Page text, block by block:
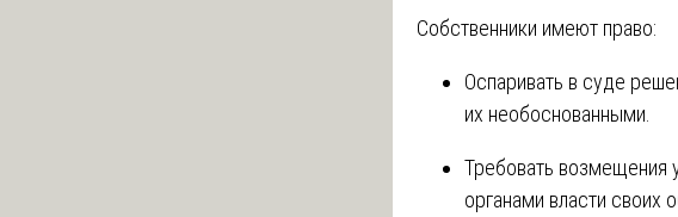
Собственники имеют право:
Оспаривать в суде
их необоснованными.
Требовать возмещения
органами власти своих